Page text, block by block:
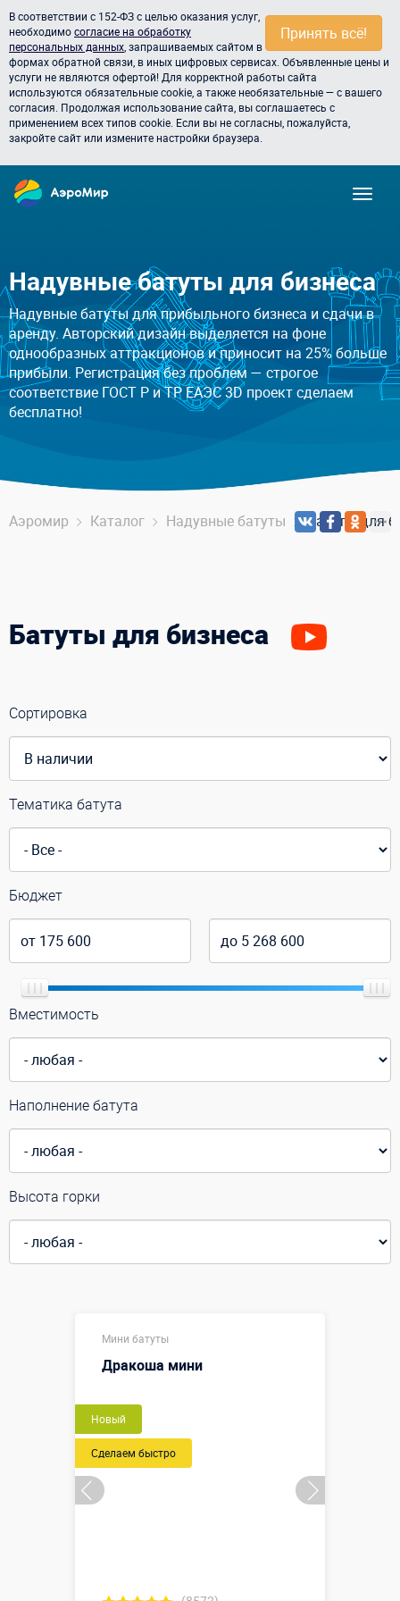
Принять всё!
В соответствии с 152-ФЗ с целью оказания услуг,
необходимосогласие на обработку
персональных данных , запрашиваемых сайтом в
формах обратной связи, в иных цифровых сервисах. Объявленные цены и
услуги не являются офертой! Для корректной работы сайта
используются обязательные cookie, а также необязательные — с вашего
согласия. Продолжая использование сайта, вы соглашаетесь с
применением всех типов cookie. Если вы не согласны, пожалуйста,
закройте сайт или измените настройки браузера.
Надувные батуты для бизнеса
Надувные батуты для прибыльного бизнеса и сдачи в
аренду. Авторский дизайн выделяется на фоне
однообразных аттракционов и приносит на 25% больше
прибыли. Регистрация без проблем — строгое
соответствие ГОСТ Р и ТР ЕАЭС 3D проект сделаем
бесплатно!
Аэромир Каталог Надувные батуты Батуты для
Батуты для бизнеса
Сортировка
Тематика батута
Бюджет
Вместимость
Наполнение батута
Высота горки
Мини батуты
Дракоша мини
Новый
Сделаем быстро